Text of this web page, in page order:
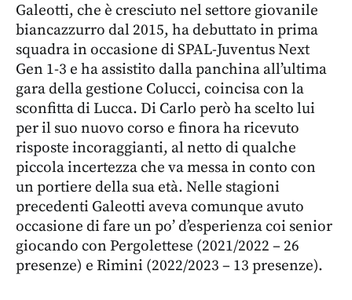
Galeotti, che è cresciuto nel settore giovanile
biancazzurro dal 2015, ha debuttato in prima
squadra in occasione di SPAL-Juventus Next
Gen 1-3 e ha assistito dalla panchina all’ultima
gara della gestione Colucci, coincisa con la
sconfitta di Lucca. Di Carlo però ha scelto lui
per il suo nuovo corso e finora ha ricevuto
risposte incoraggianti, al netto di qualche
piccola incertezza che va messa in conto con
un portiere della sua età. Nelle stagioni
precedenti Galeotti aveva comunque avuto
occasione di fare un po’ d’esperienza coi senior
giocando con Pergolettese (2021/2022 – 26
presenze) e Rimini (2022/2023 – 13 presenze).